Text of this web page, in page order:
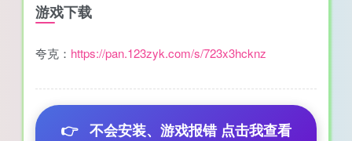
游戏下载
夸克： https://pan.123zyk.com/s/723x3hcknz
👉 不会安装、游戏报错 点击我查看